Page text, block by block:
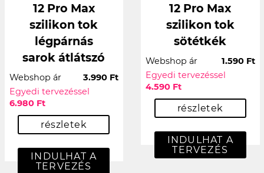
12 Pro Max
szilikon tok
légpárnás
sarok átlátszó
Webshop ár
3.990 Ft
Egyedi tervezéssel
6.980 Ft
részletek
INDULHAT A
TERVEZÉS
12 Pro Max
szilikon tok
sötétkék
Webshop ár
1.590 Ft
Egyedi tervezéssel
4.590 Ft
részletek
INDULHAT A
TERVEZÉS